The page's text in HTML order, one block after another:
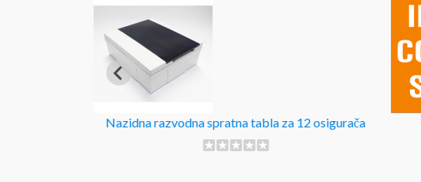
Nazidna razvodna spratna tabla za 12 osigurača